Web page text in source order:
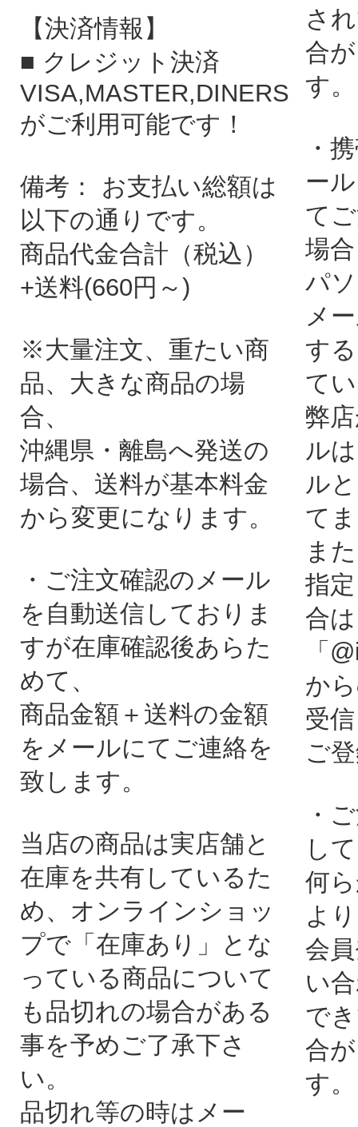
【決済情報】
■ クレジット決済
VISA,MASTER,DINERS
がご利用可能です！
備考： お支払い総額は
以下の通りです。
商品代金合計（税込）
+送料(660円～)
※大量注文、重たい商
品、大きな商品の場
合、
沖縄県・離島へ発送の
場合、送料が基本料金
から変更になります。
・ご注文確認のメール
を自動送信しておりま
すが在庫確認後あらた
めて、
商品金額＋送料の金額
をメールにてご連絡を
致します。
当店の商品は実店舗と
在庫を共有しているた
め、オンラインショッ
プで「在庫あり」とな
っている商品について
も品切れの場合がある
事を予めご了承下さ
い。
品切れ等の時はメー
さ
合
す。
・
ー
て
場合
パ
メ
す
て
弊
ル
ル
て
ま
指
合
「
か
受
ご
・
し
何
よ
会
い
で
合
す。